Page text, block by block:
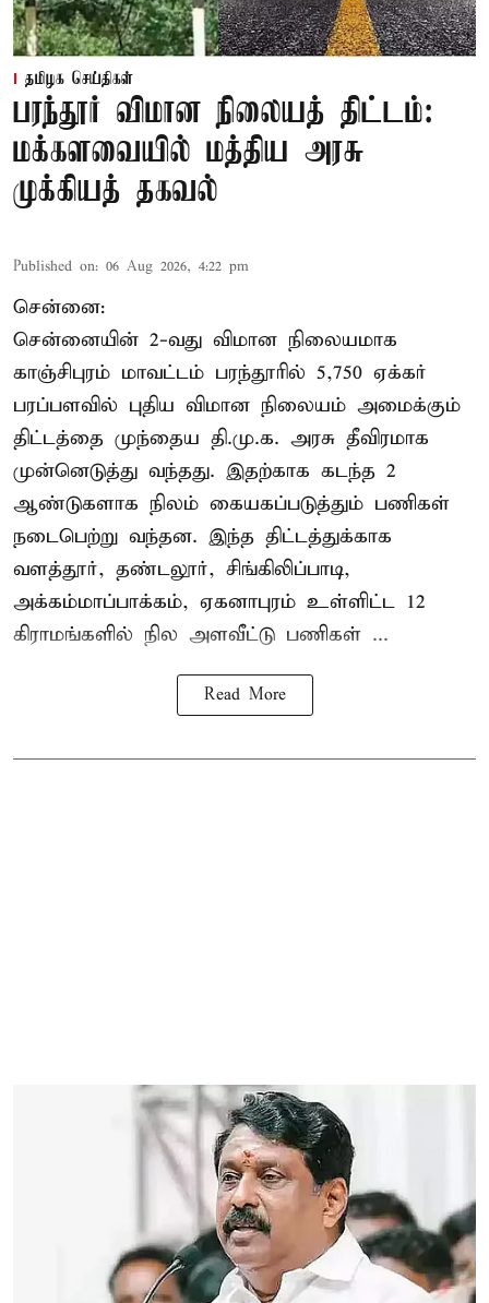
தமிழக செய்திகள்
பரந்தூர் விமான நிலையத் திட்டம்:
மக்களவையில் மத்திய அரசு
முக்கியத் தகவல்
Published on: 06 Aug 2026, 4:22 pm
சென்னை:
சென்னையின் 2-வது விமான நிலையமாக
காஞ்சிபுரம் மாவட்டம் பரந்தூரில் 5,750 ஏக்கர்
பரப்பளவில் புதிய விமான நிலையம் அமைக்கும்
திட்டத்தை முந்தைய தி.மு.க. அரசு தீவிரமாக
முன்னெடுத்து வந்தது. இதற்காக கடந்த 2
ஆண்டுகளாக நிலம் கையகப்படுத்தும் பணிகள்
நடைபெற்று வந்தன. இந்த திட்டத்துக்காக
வளத்தூர், தண்டலூர், சிங்கிலிப்பாடி,
அக்கம்மாப்பாக்கம், ஏகனாபுரம் உள்ளிட்ட 12
கிராமங்களில் நில அளவீட்டு பணிகள் ...
Read More